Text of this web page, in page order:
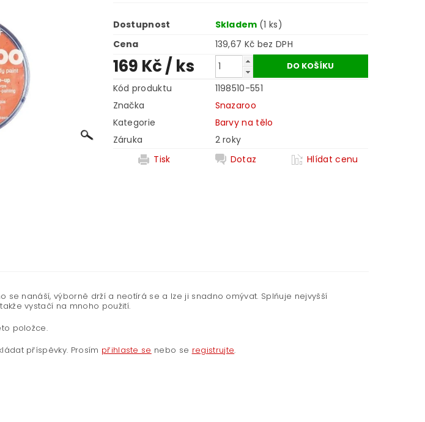
Dostupnost Skladem (1 ks)
Cena
139,67 Kč bez DPH
169 Kč/ ks
Kód produktu
1198510-551
Značka
Snazaroo
Kategorie
Barvy na tělo
Záruka
2 roky
Tisk
Dotaz Hlídat cenu
se nanáší, výborně drží a neotírá se a lze ji snadno omývat. Splňuje nejvyšší
vystačí na mnoho použití.
položce.
příspěvky. Prosím přihlaste se nebo se registrujte.